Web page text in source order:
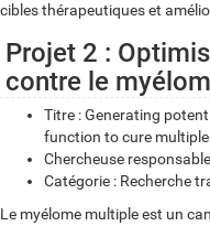
cibles thérapeutiques et
Projet 2 :
contre le
Titre : Generating
function to cure
Chercheuse
Catégorie : Recherche
Le myélome multiple est un